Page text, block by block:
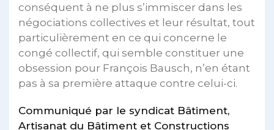
conséquent à ne plus s’immiscer dans les
négociations collectives et leur résultat, tout
particulièrement en ce qui concerne le
congé collectif, qui semble constituer une
obsession pour François Bausch, n’en étant
pas à sa première attaque contre celui-ci.
Communiqué par le syndicat Bâtiment,
Artisanat du Bâtiment et Constructions